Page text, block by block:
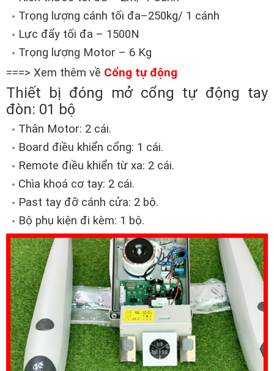
Trọng lượng cánh tối đa–250kg/ 1 cánh
Lực đẩy tối đa – 1500N
Trọng lượng Motor – 6 Kg
===> Xem thêm về Cổng tự động
Thiết bị đóng mở cổng tự động tay
đòn: 01 bộ
Thân Motor: 2 cái.
Board điều khiển cổng: 1 cái.
Remote điều khiển từ xa: 2 cái.
Chìa khoá cơ tay: 2 cái.
Past tay đỡ cánh cửa: 2 bộ.
Bộ phụ kiện đi kèm: 1 bộ.